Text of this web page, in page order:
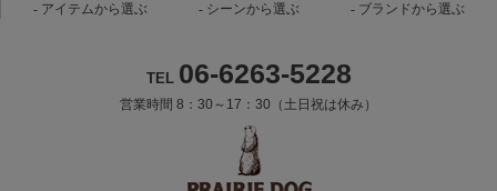
アイテムから選ぶ シーンから選ぶ ブランドから選ぶ
TEL 06-6263-5228
営業時間 8：30～17：30（土日祝は休み）